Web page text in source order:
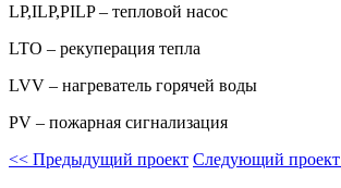
LP,ILP,PILP – тепловой насос
LTO – рекуперация тепла
LVV – нагреватель горячей воды
PV – пожарная сигнализация
<< Предыдущий проект Следующий проект